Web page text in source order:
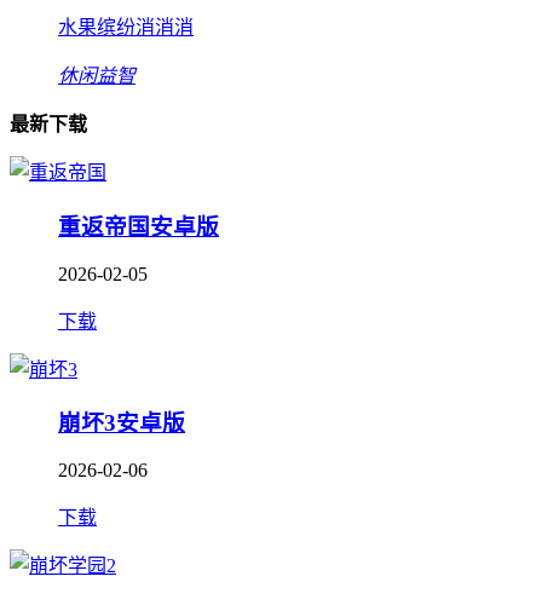
水果缤纷消消消
休闲益智
最新下载
重返帝国安卓版
2026-02-05
下载
崩坏3安卓版
2026-02-06
下载